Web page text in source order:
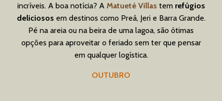
incríveis. A boa notícia? A Matueté Villas tem refúgios
deliciosos em destinos como Preá, Jeri e Barra Grande.
Pé na areia ou na beira de uma lagoa, são ótimas
opções para aproveitar o feriado sem ter que pensar
em qualquer logística.
OUTUBRO